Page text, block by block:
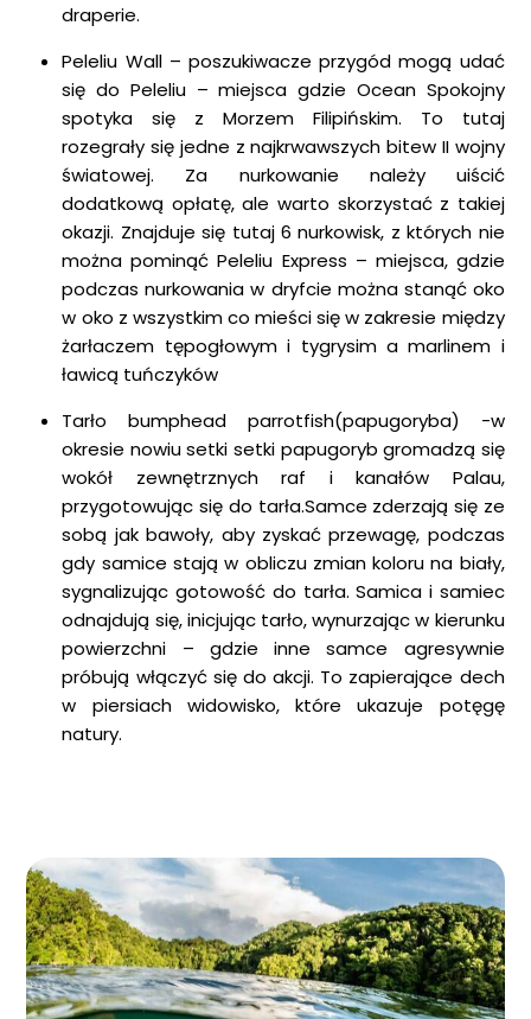
draperie.
Peleliu Wall – poszukiwacze przygód mogą udać
się do Peleliu – miejsca gdzie Ocean Spokojny
spotyka się z Morzem Filipińskim. To tutaj
rozegrały się jedne z najkrwawszych bitew II wojny
światowej. Za nurkowanie należy uiścić
dodatkową opłatę, ale warto skorzystać z takiej
okazji. Znajduje się tutaj 6 nurkowisk, z których nie
można pominąć Peleliu Express – miejsca, gdzie
podczas nurkowania w dryfcie można stanąć oko
w oko z wszystkim co mieści się w zakresie między
żarłaczem tępogłowym i tygrysim a marlinem i
ławicą tuńczyków
Tarło bumphead parrotfish(papugoryba) -w
okresie nowiu setki setki papugoryb gromadzą się
wokół zewnętrznych raf i kanałów Palau,
przygotowując się do tarła.Samce zderzają się ze
sobą jak bawoły, aby zyskać przewagę, podczas
gdy samice stają w obliczu zmian koloru na biały,
sygnalizując gotowość do tarła. Samica i samiec
odnajdują się, inicjując tarło, wynurzając w kierunku
powierzchni – gdzie inne samce agresywnie
próbują włączyć się do akcji. To zapierające dech
w piersiach widowisko, które ukazuje potęgę
natury.